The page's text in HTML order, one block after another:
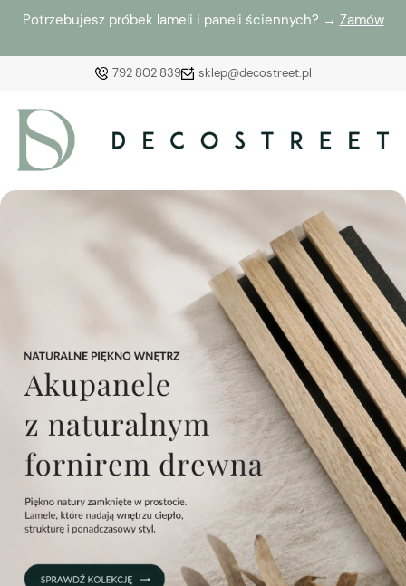
Potrzebujesz próbek lameli i paneli ściennych? → Zamów
792 802 839 sklep@decostreet.pl
Załóż konto
Wybierz coś dla siebie z naszej aktualnej oferty lub
zaloguj się, aby przywrócić dodane produkty do listy
z poprzedniej sesji.